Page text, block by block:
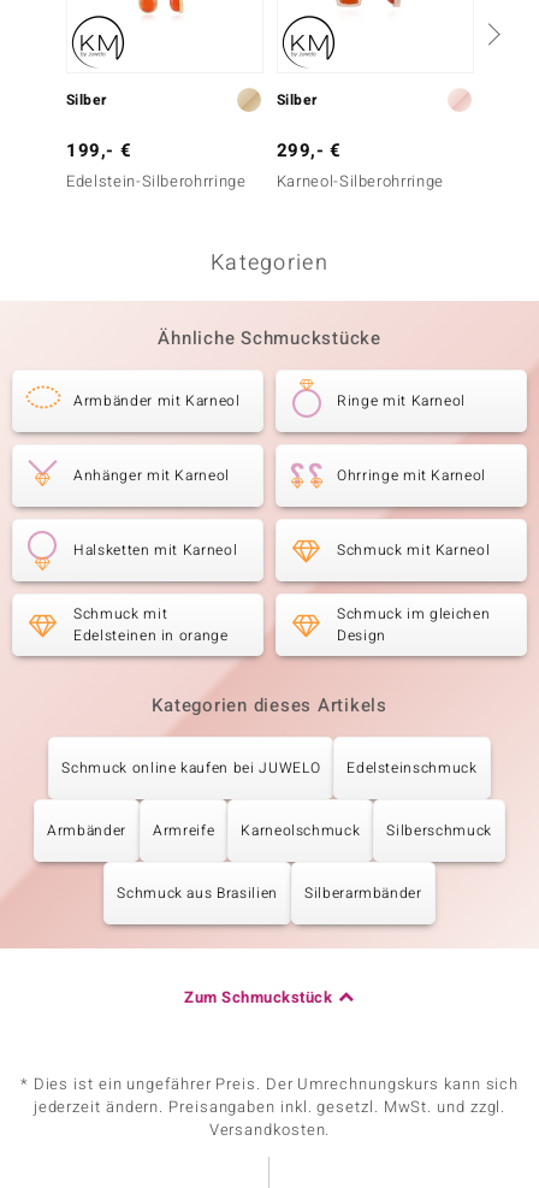
Silber
199,- €
Edelstein-Silberohrringe
Silber
299,- €
Karneol-Silberohrringe
Kategorien
Ähnliche Schmuckstücke
Armbänder mit Karneol Ringe mit Karneol
Anhänger mit Karneol Ohrringe mit Karneol
Halsketten mit Karneol Schmuck mit Karneol
Schmuck mit
Edelsteinen in orange
Schmuck im gleichen
Design
Kategorien dieses Artikels
Schmuck online kaufen bei JUWELO Edelsteinschmuck
Armbänder Armreife Karneolschmuck Silberschmuck
Schmuck aus Brasilien Silberarmbänder
Zum Schmuckstück
* Dies ist ein ungefährer Preis. Der Umrechnungskurs kann sich
jederzeit ändern. Preisangaben inkl. gesetzl. MwSt. und zzgl.
Versandkosten.